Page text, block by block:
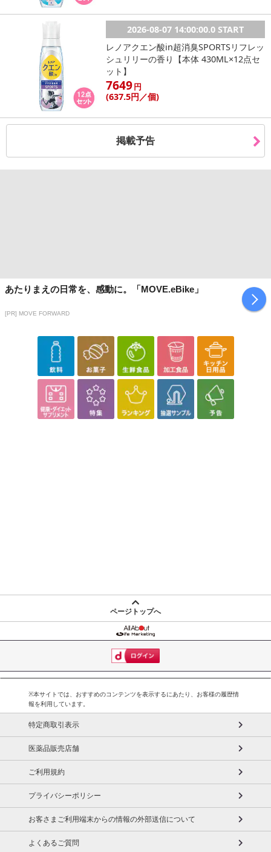
開封後は賞味期限にかかわらず、お早めにお召し上がりくださ
い。
注意事項
【賞味・消費期限のある商品について】
商品到着時点でのお日持ち期間は、配送日数などにより異なります
のでご了承ください。
【キャンセルについて】
※お申込み後のキャンセルはお受けできません。
記載されている内容を必ずご確認いただき、お届けする商品セット
にご納得いただきましたうえでお申し込みください。
※パッケージ変更や商品リニューアル（成分など含む）等により、
2026-08-07 14:00:00.0 START
レノアクエン酸in超消臭SPORTSリフレッ
シュリリーの香り【本体 430ML×12点セ
ット】
7649円
(637.5円／個)
掲載予告
あたりまえの日常を、感動に。「MOVE.eBike」
[PR] MOVE FORWARD
ページトップへ
※本サイトでは、おすすめのコンテンツを表示するにあたり、お客様の履歴情
報を利用しています。
特定商取引表示
医薬品販売店舗
ご利用規約
プライバシーポリシー
お客さまご利用端末からの情報の外部送信について
よくあるご質問